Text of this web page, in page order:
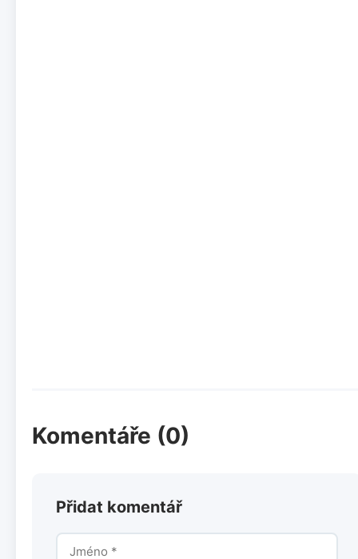
Komentáře (0)
Přidat komentář